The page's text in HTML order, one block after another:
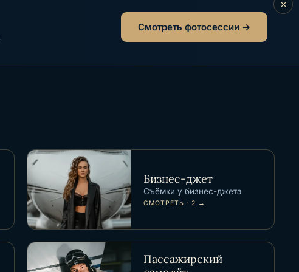
×
Смотреть фотосессии →
Бизнес-джет
Съёмки у бизнес-джета
СМОТРЕТЬ · 2 →
Пассажирский
ИМЯ
ТЕЛЕФОН
ДАТА